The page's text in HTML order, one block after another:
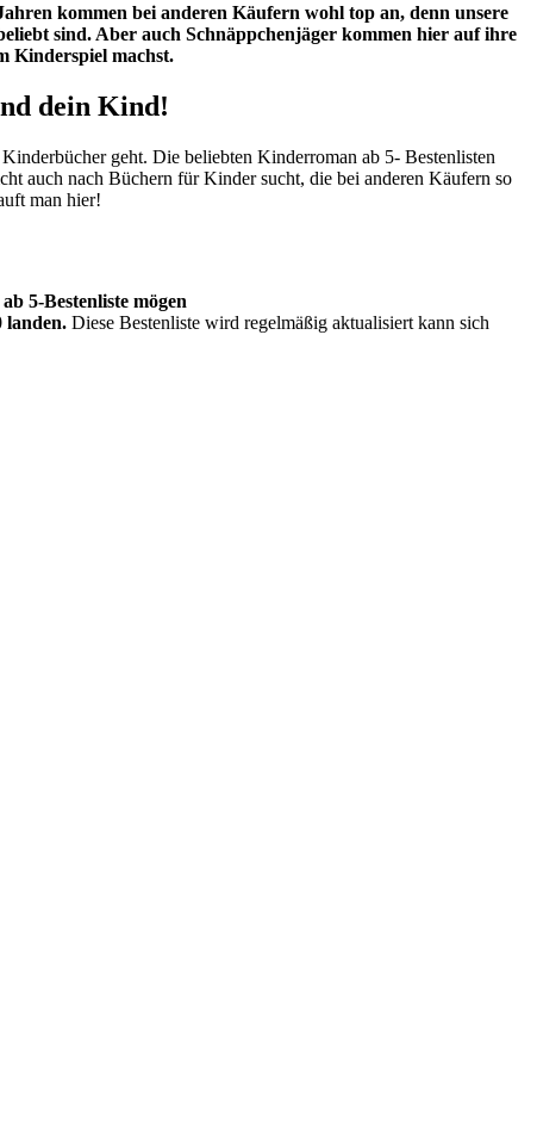
kommen bei anderen Käufern wohl top an, denn unsere
sind. Aber auch Schnäppchenjäger kommen hier auf ihre
Kinderspiel machst.
dein Kind!
geht. Die beliebten Kinderroman ab 5- Bestenlisten
auch nach Büchern für Kinder sucht, die bei anderen Käufern so
man hier!
5-Bestenliste mögen
landen. Diese Bestenliste wird regelmäßig aktualisiert kann sich